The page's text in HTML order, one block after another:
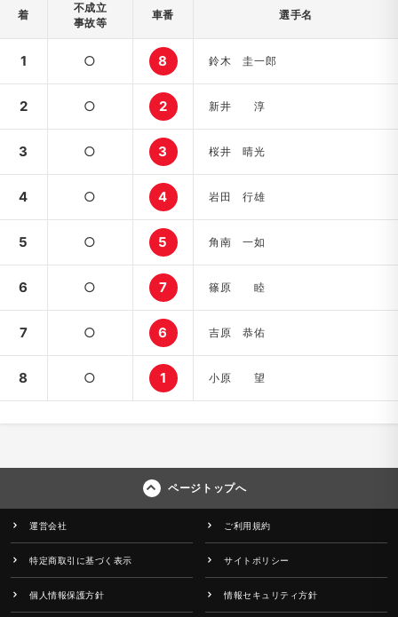
着
不成立
事故等
車番 選手名
1 ○ 8 鈴木 圭一郎
2 ○ 2 新井 淳
3 ○ 3 桜井 晴光
4 ○ 4 岩田 行雄
5 ○ 5 角南 一如
6 ○ 7 篠原 睦
7 ○ 6 吉原 恭佑
8 ○ 1 小原 望
ページトップへ
運営会社 ご利用規約
特定商取引に基づく表示 サイトポリシー
個人情報保護方針 情報セキュリティ方針